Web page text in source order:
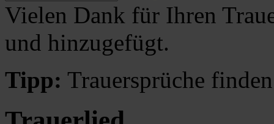
Vielen Dank für Ihren
und hinzugefügt.
Tipp: Trauersprüche